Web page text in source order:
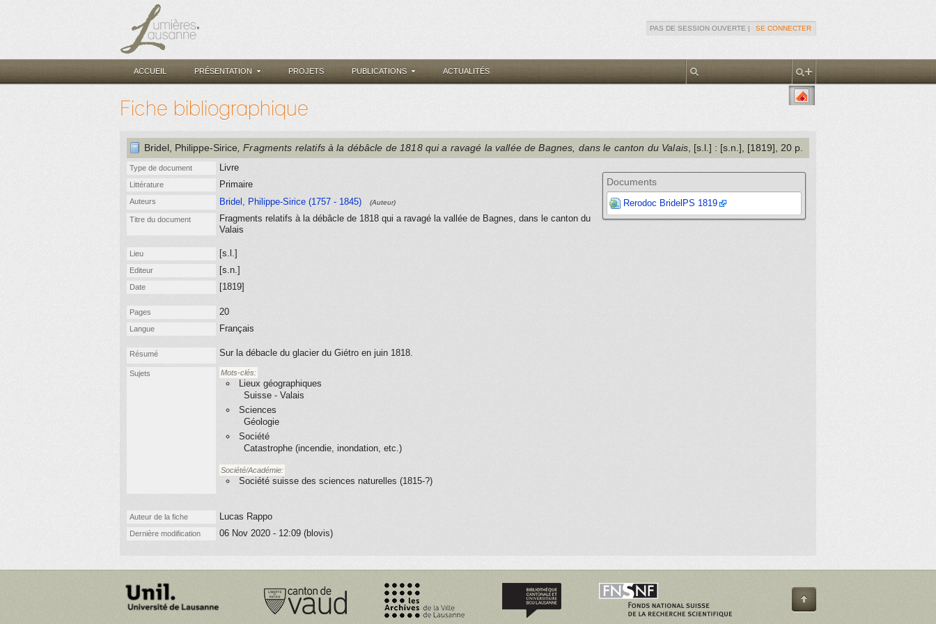
PAS DE SESSION OUVERTE | SE CONNECTER
ACCUEIL PRÉSENTATION PROJETS PUBLICATIONS ACTUALITÉS
Fiche bibliographique
Bridel, Philippe-Sirice , Fragments relatifs à la débâcle de 1818 qui a ravagé la vallée de Bagnes, dans le canton du Valais, [s.l.] : [s.n.] , [1819] , 20 p.
Documents
Rerodoc BridelPS 1819
Type de document Livre
Littérature Primaire
Auteurs Bridel, Philippe-Sirice (1757 - 1845) (Auteur)
Titre du document
Fragments relatifs à la débâcle de 1818 qui a ravagé la vallée de Bagnes, dans le canton du
Valais
Lieu [s.l.]
Editeur [s.n.]
Date [1819]
Pages 20
Langue Français
Résumé Sur la débacle du glacier du Giétro en juin 1818.
Sujets Mots-clés:
Lieux géographiques
Suisse - Valais
Sciences
Géologie
Société
Catastrophe (incendie, inondation, etc.)
Société/Académie:
Société suisse des sciences naturelles (1815-?)
Auteur de la fiche Lucas Rappo
Dernière modification 06 Nov 2020 - 12:09 (blovis)